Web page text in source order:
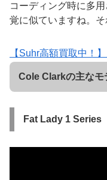
コーディング時に多
覚に似ていますね。そ
【Suhr高額買取中！
Cole Clarkの主なモ
Fat Lady 1 Series